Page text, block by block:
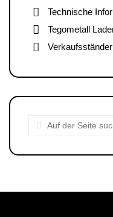
Technische
Tegometall
Verkaufsständer